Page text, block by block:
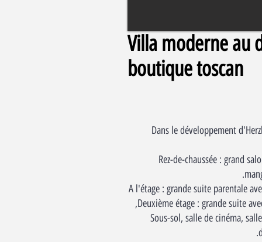
Villa moderne au
boutique toscan
Dans le développement
Rez-de-chaussée : grand
A l'étage : grande suite parentale
Deuxième étage : grande suite
Sous-sol, salle de cinéma,